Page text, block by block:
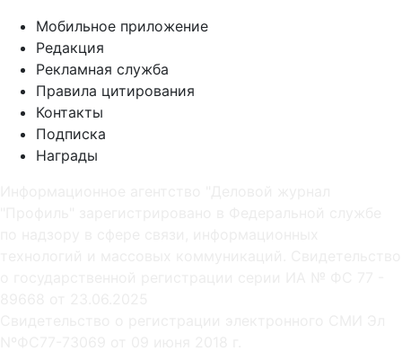
Мобильное приложение
Редакция
Рекламная служба
Правила цитирования
Контакты
Подписка
Награды